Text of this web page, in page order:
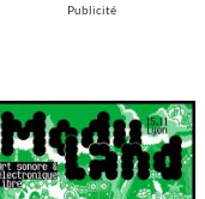
Publicité